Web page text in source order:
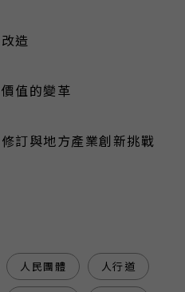
造
值的變革
訂與地方產業創新挑戰
人民團體 人行道